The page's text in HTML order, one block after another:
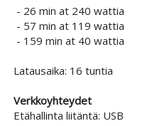
- 26 min at 240 wattia
- 57 min at 119 wattia
- 159 min at 40 wattia
Latausaika: 16 tuntia
Verkkoyhteydet
Etähallinta liitäntä: USB